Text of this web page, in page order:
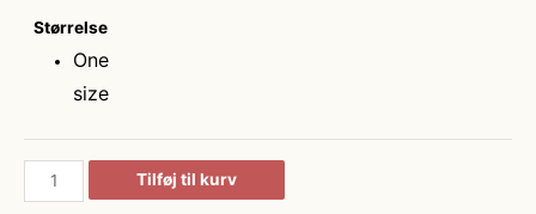
Størrelse
One
size
Klassisk
canvas
Tilføj til kurv